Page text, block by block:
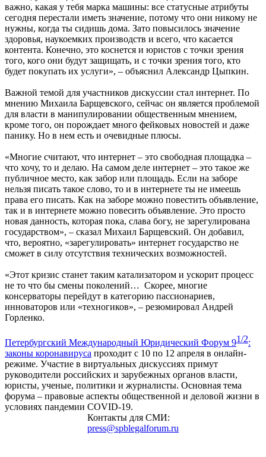
важно, какая у тебя марка машины: все статусные атрибуты
сегодня перестали иметь значение, потому что они никому не
нужны, когда ты сидишь дома. Зато повысилось значение
здоровья, наукоемких производств и всего, что касается
контента. Конечно, это коснется и юристов с точки зрения
того, кого они будут защищать, и с точки зрения того, кто
будет покупать их услуги», – объяснил Александр Цыпкин.
Важной темой для участников дискуссии стал интернет. По
мнению Михаила Барщевского, сейчас он является проблемой
для власти в манипулировании общественным мнением,
кроме того, он порождает много фейковых новостей и даже
панику. Но в нем есть и очевидные плюсы.
«Многие считают, что интернет – это свободная площадка –
что хочу, то и делаю. На самом деле интернет – это такое же
публичное место, как забор или площадь. Если на заборе
нельзя писать такое слово, то и в интернете ты не имеешь
права его писать. Как на заборе можно повестить объявление,
так и в интернете можно повесить объявление. Это просто
новая данность, которая пока, слава богу, не зарегулирована
государством», – сказал Михаил Барщевский. Он добавил,
что, вероятно, «зарегулировать» интернет государство не
сможет в силу отсутствия технических возможностей.
«Этот кризис станет таким катализатором и ускорит процесс
не то что бы смены поколений… Скорее, многие
консерваторы перейдут в категорию пассионариев,
инноваторов или «техногиков», – резюмировал Андрей
Горленко.
Петербургский Международный Юридический Форум 91/2:
законы коронавируса проходит с 10 по 12 апреля в онлайн-
режиме. Участие в виртуальных дискуссиях примут
руководители российских и зарубежных органов власти,
юристы, ученые, политики и журналисты. Основная тема
форума – правовые аспекты общественной и деловой жизни в
условиях пандемии COVID-19.
Контакты для СМИ:
press@spblegalforum.ru